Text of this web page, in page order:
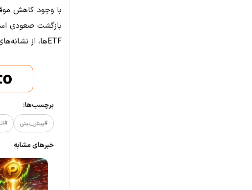
بازگشت صعودی
ETFها، از نشانه‌های تقویت روند صعودی در هفته‌های آینده است.
برچسب‌ها:
#پیش_بینی
خبر‌های مشابه